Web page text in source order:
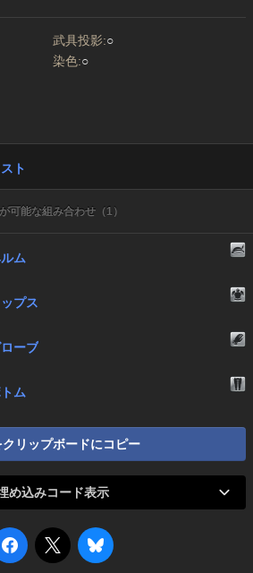
武具投影:○
染色:○
ト
可能な組み合わせ（1）
ム
プス
ーブ
ム
リップボードにコピー
め込みコード表示